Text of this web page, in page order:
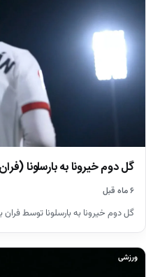
گل دوم خیرونا به بارسلونا
۶ ماه قبل
گل دوم خیرونا به بارسلونا توسط فران بلتران در دقیقه
ورزشی